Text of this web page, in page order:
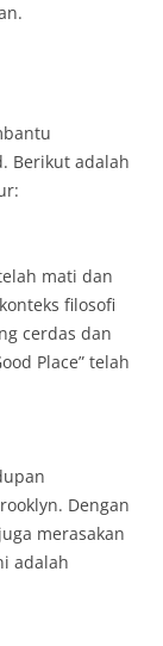
Berikut adalah
mati dan
filosofi
cerdas dan
Place” telah
Dengan
merasakan
adalah